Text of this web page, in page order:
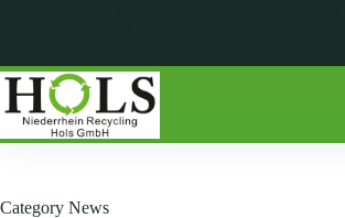
Home
Leistungen
FOTOS
KONTAKT
Category News